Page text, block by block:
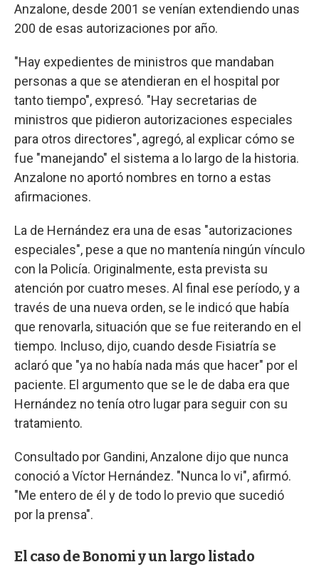
Anzalone, desde 2001 se venían extendiendo unas
200 de esas autorizaciones por año.
"Hay expedientes de ministros que mandaban
personas a que se atendieran en el hospital por
tanto tiempo", expresó. "Hay secretarias de
ministros que pidieron autorizaciones especiales
para otros directores", agregó, al explicar cómo se
fue "manejando" el sistema a lo largo de la historia.
Anzalone no aportó nombres en torno a estas
afirmaciones.
La de Hernández era una de esas "autorizaciones
especiales", pese a que no mantenía ningún vínculo
con la Policía. Originalmente, esta prevista su
atención por cuatro meses. Al final ese período, y a
través de una nueva orden, se le indicó que había
que renovarla, situación que se fue reiterando en el
tiempo. Incluso, dijo, cuando desde Fisiatría se
aclaró que "ya no había nada más que hacer" por el
paciente. El argumento que se le de daba era que
Hernández no tenía otro lugar para seguir con su
tratamiento.
Consultado por Gandini, Anzalone dijo que nunca
conoció a Víctor Hernández. "Nunca lo vi", afirmó.
"Me entero de él y de todo lo previo que sucedió
por la prensa".
El caso de Bonomi y un largo listado